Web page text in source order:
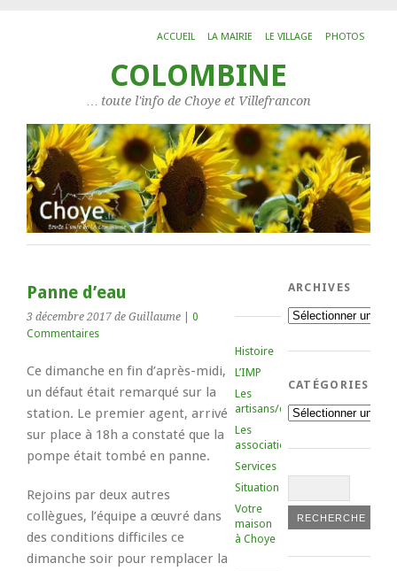
ACCUEIL LA MAIRIE LE VILLAGE PHOTOS
COLOMBINE
… toute l'info de Choye et Villefrancon
Panne d’eau
3 décembre 2017 de Guillaume
0
Commentaires
Ce dimanche en fin d’après-midi,
un défaut était remarqué sur la
station. Le premier agent, arrivé
sur place à 18h a constaté que la
pompe était tombé en panne.
Rejoins par deux autres
collègues, l’équipe a œuvré dans
des conditions difficiles ce
dimanche soir pour remplacer la
Histoire
L’IMP
Les
artisans/commerçants
Les
associations
Services
Situation
Votre
maison
à Choye
ARCHIVES
Archives
CATÉGORIES
Catégories